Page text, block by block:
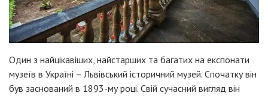
Один з найцікавіших, найстарших та багатих на експонати
музеїв в Україні – Львівський історичний музей. Спочатку він
був заснований в 1893-му році. Свій сучасний вигляд він